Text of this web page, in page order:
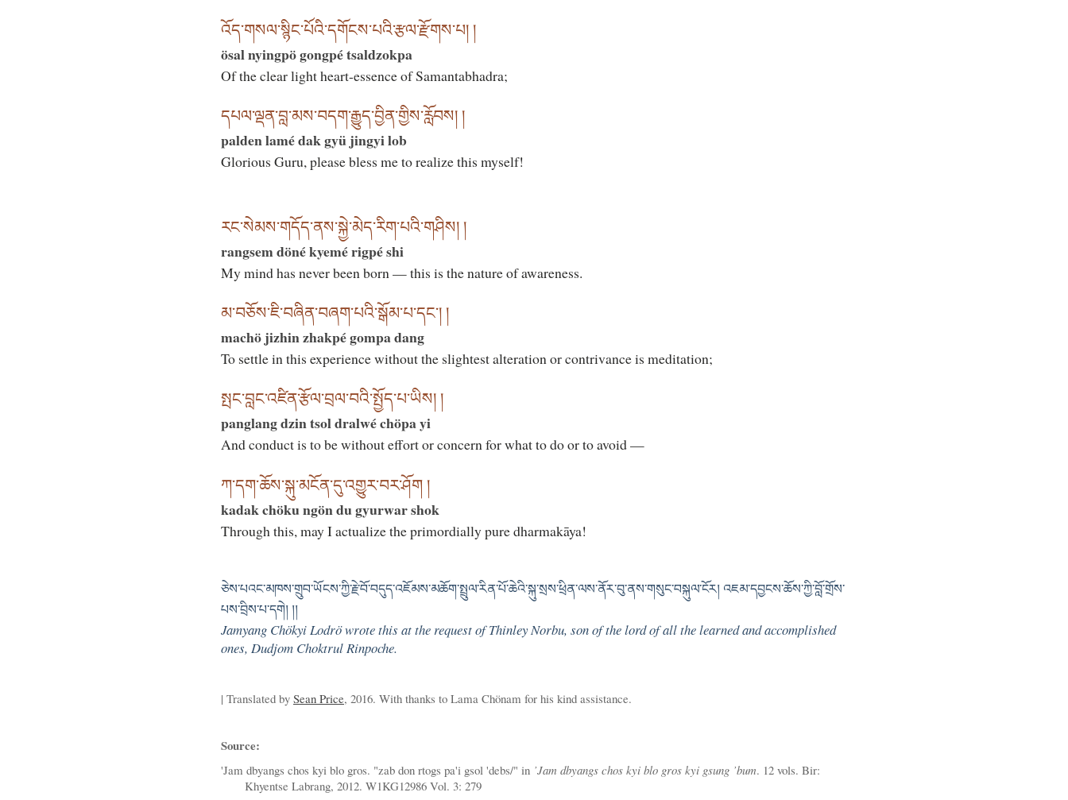
འོད་གསལ་སྙིང་པོའི་དགོངས་པའི་རྩལ་རྫོགས་པ། །
ösal nyingpö gongpé tsaldzokpa
Of the clear light heart-essence of Samantabhadra;
དཔལ་ལྡན་བླ་མས་བདག་རྒྱུད་བྱིན་གྱིས་རློབས། །
palden lamé dak gyü jingyi lob
Glorious Guru, please bless me to realize this myself!
རང་སེམས་གདོད་ནས་སྐྱེ་མེད་རིག་པའི་གཤིས། །
rangsem döné kyemé rigpé shi
My mind has never been born — this is the nature of awareness.
མ་བཅོས་ཇི་བཞིན་བཞག་པའི་སྒོམ་པ་དང་། །
machö jizhin zhakpé gompa dang
To settle in this experience without the slightest alteration or contrivance is meditation;
སྤང་བླང་འཛིན་རྩོལ་བྲལ་བའི་སྤྱོད་པ་ཡིས། །
panglang dzin tsol dralwé chöpa yi
And conduct is to be without effort or concern for what to do or to avoid —
ཀ་དག་ཆོས་སྐུ་མངོན་དུ་འགྱུར་བར་ཤོག །
kadak chöku ngön du gyurwar shok
Through this, may I actualize the primordially pure dharmakāya!
ཅེས་པའང་མཁས་གྲུབ་ཡོངས་ཀྱི་རྗེ་བོ་བདུད་འཇོམས་མཆོག་སྤྲུལ་རིན་པོ་ཆེའི་སྐུ་སྲས་ཕྲིན་ལས་ནོར་བུ་ནས་གསུང་བསྐུལ་ངོར། འཇམ་དབྱངས་ཆོས་ཀྱི་བློ་གྲོས་
པས་བྲིས་པ་དགེ། །།
Jamyang Chökyi Lodrö wrote this at the request of Thinley Norbu, son of the lord of all the learned and accomplished
ones, Dudjom Choktrul Rinpoche.
| Translated by Sean Price, 2016. With thanks to Lama Chönam for his kind assistance.
Source:
'Jam dbyangs chos kyi blo gros. "zab don rtogs pa'i gsol 'debs/" in ’Jam dbyangs chos kyi blo gros kyi gsung ’bum. 12 vols. Bir:
Khyentse Labrang, 2012. W1KG12986 Vol. 3: 279